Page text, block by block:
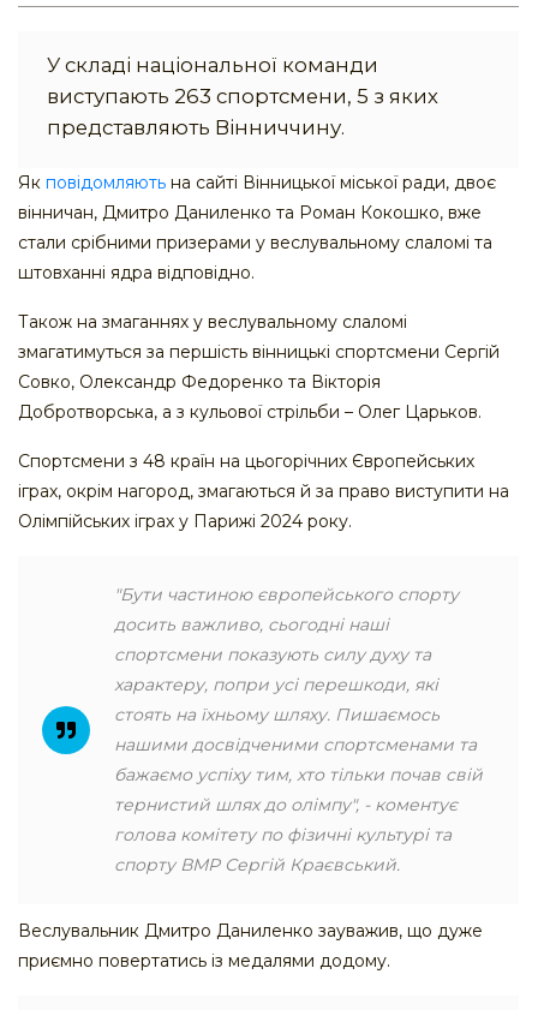
У складі національної команди
виступають 263 спортсмени, 5 з яких
представляють Вінниччину.
Як повідомляють на сайті Вінницької міської ради, двоє
вінничан, Дмитро Даниленко та Роман Кокошко, вже
стали срібними призерами у веслувальному слаломі та
штовханні ядра відповідно.
Також на змаганнях у веслувальному слаломі
змагатимуться за першість вінницькі спортсмени Сергій
Совко, Олександр Федоренко та Вікторія
Добротворська, а з кульової стрільби – Олег Царьков.
Спортсмени з 48 країн на цьогорічних Європейських
іграх, окрім нагород, змагаються й за право виступити на
Олімпійських іграх у Парижі 2024 року.
"Бути частиною європейського спорту
досить важливо, сьогодні наші
спортсмени показують силу духу та
характеру, попри усі перешкоди, які
стоять на їхньому шляху. Пишаємось
нашими досвідченими спортсменами та
бажаємо успіху тим, хто тільки почав свій
тернистий шлях до олімпу", - коментує
голова комітету по фізичні культурі та
спорту ВМР Сергій Краєвський.
Веслувальник Дмитро Даниленко зауважив, що дуже
приємно повертатись із медалями додому.